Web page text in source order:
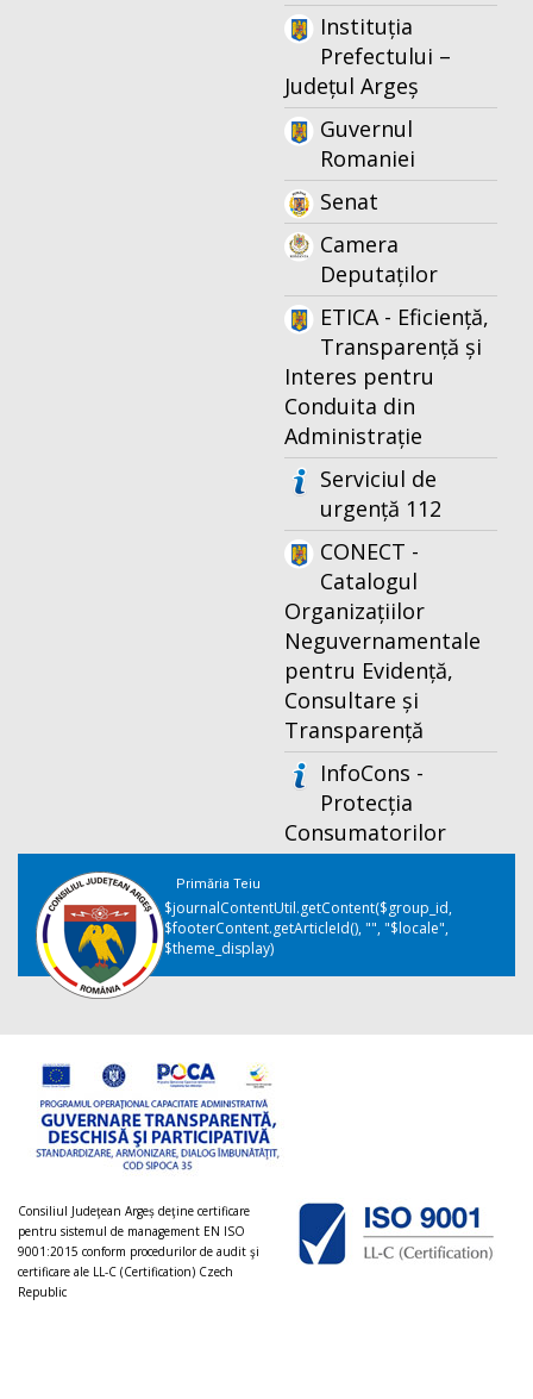
Instituția
Prefectului –
Județul Argeș
Guvernul
Romaniei
Senat
Camera
Deputaților
ETICA - Eficiență,
Transparență și
Interes pentru
Conduita din
Administrație
Serviciul de
urgență 112
CONECT -
Catalogul
Organizațiilor
Neguvernamentale
pentru Evidență,
Consultare și
Transparență
InfoCons -
Protecția
Consumatorilor
Primăria Teiu
$journalContentUtil.getContent($group_id,
$footerContent.getArticleId(), "", "$locale",
$theme_display)
Consiliul Judeţean Argeș deţine certificare
pentru sistemul de management EN ISO
9001:2015 conform procedurilor de audit şi
certificare ale LL-C (Certification) Czech
Republic